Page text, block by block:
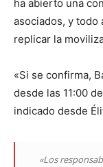
ha abierto una
asociados, y todo
replicar la
«Si se confirma,
desde las 11:00
indicado desde
«Los